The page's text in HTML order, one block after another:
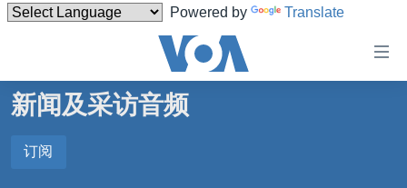
Powered by Translate
碍
链主页
美国
新闻及采访音频
订阅